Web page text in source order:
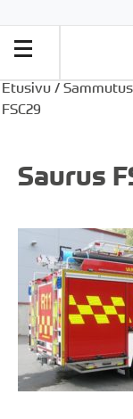
Etusivu /
FSC29
Saurus